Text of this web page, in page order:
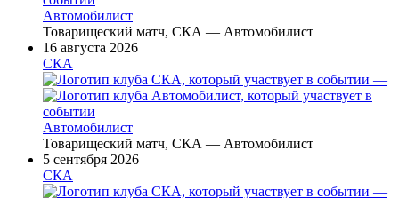
Автомобилист
Товарищеский матч, СКА — Автомобилист
16 августа 2026
СКА
—
Автомобилист
Товарищеский матч, СКА — Автомобилист
5 сентября 2026
СКА
—